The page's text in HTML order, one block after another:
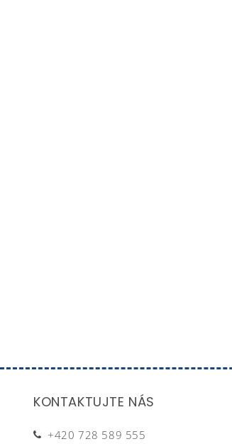
KONTAKTUJTE NÁS
+420 728 589 555